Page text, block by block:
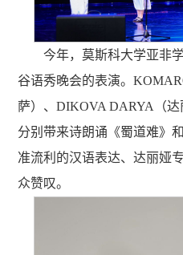
今年，莫斯科大学亚非
谷语秀晚会的表演。
萨）、DIKOVA DARYA（达
分别带来诗朗诵《蜀道难》
准流利的汉语表达、达丽娅
众赞叹。